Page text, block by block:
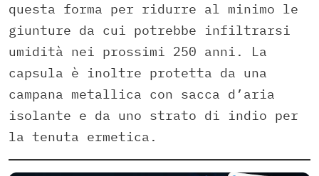
questa forma per ridurre al minimo le
giunture da cui potrebbe infiltrarsi
umidità nei prossimi 250 anni. La
capsula è inoltre protetta da una
campana metallica con sacca d’aria
isolante e da uno strato di indio per
la tenuta ermetica.